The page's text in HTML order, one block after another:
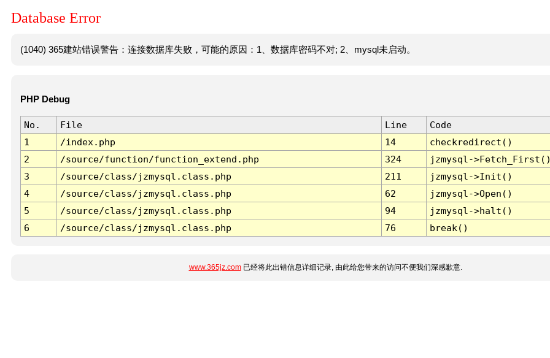
Database Error
(1040) 365建站错误警告：连接数据库失败，可能的原因：1、数据库密码不对; 2、mysql未启动。
PHP Debug
No. File Line
Code
1
/index.php 14
checkredirect()
2
/source/function/function_extend.php 324
jzmysql-
3
/source/class/jzmysql.class.php 211
jzmysql->Init()
4
/source/class/jzmysql.class.php 62
jzmysql->Open()
5
/source/class/jzmysql.class.php 94
jzmysql->halt()
6
/source/class/jzmysql.class.php 76 break()
www.365jz.com已经将此出错信息详细记录, 由此给您带来的访问不便我们深感歉意.